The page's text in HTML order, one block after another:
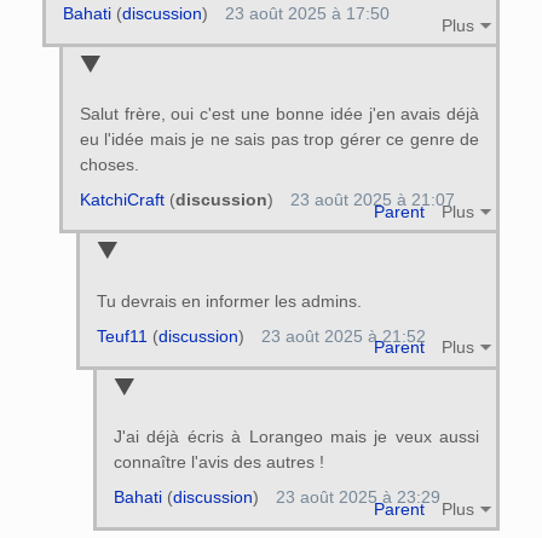
Plus
Bahati(discussion) 23 août 2025 à 17:50
Salut frère, oui c'est une bonne idée j'en avais déjà
eu l'idée mais je ne sais pas trop gérer ce genre de
choses.
Parent Plus
KatchiCraft(discussion) 23 août 2025 à 21:07
Tu devrais en informer les admins.
Parent Plus
Teuf11 (discussion) 23 août 2025 à 21:52
J'ai déjà écris à Lorangeo mais je veux aussi
connaître l'avis des autres !
Parent Plus
Bahati(discussion) 23 août 2025 à 23:29